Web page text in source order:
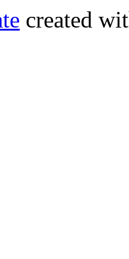
created